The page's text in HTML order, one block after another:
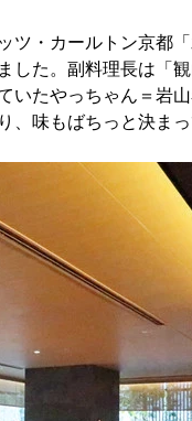
ツ・カールトン京都
した。副料理長は「
いたやっちゃん＝岩山
、味もばちっと決ま